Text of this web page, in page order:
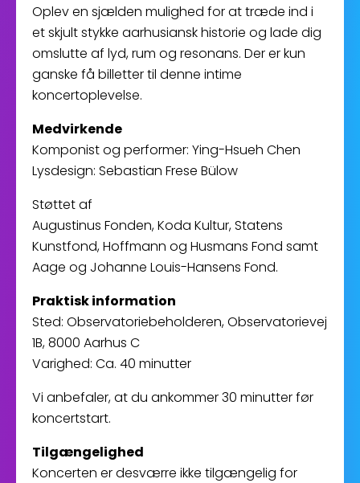
Oplev en sjælden mulighed for at træde ind i
et skjult stykke aarhusiansk historie og lade dig
omslutte af lyd, rum og resonans. Der er kun
ganske få billetter til denne intime
koncertoplevelse.
Medvirkende
Komponist og performer: Ying-Hsueh Chen
Lysdesign: Sebastian Frese Bülow
Støttet af
Augustinus Fonden, Koda Kultur, Statens
Kunstfond, Hoffmann og Husmans Fond samt
Aage og Johanne Louis-Hansens Fond.
Praktisk information
Sted: Observatoriebeholderen, Observatorievej
1B, 8000 Aarhus C
Varighed: Ca. 40 minutter
Vi anbefaler, at du ankommer 30 minutter før
koncertstart.
Tilgængelighed
Koncerten er desværre ikke tilgængelig for